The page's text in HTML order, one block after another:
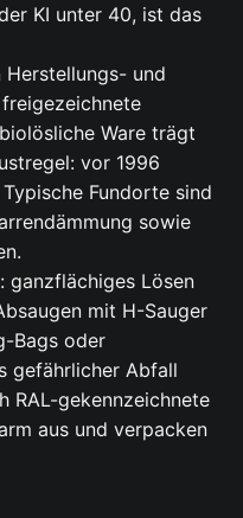
KI unter 40, ist das
Herstellungs- und
Ware trägt
vor 1996
Fundorte sind
sowie
: ganzflächiges Lösen
mit H-Sauger
Bags oder
gefährlicher Abfall
RAL-gekennzeichnete
aus und verpacken